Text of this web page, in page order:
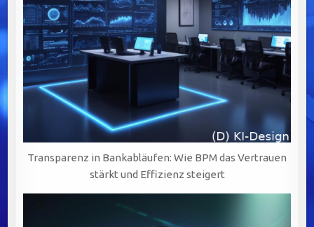
Transparenz in Bankabläufen: Wie BPM das Vertrauen
stärkt und Effizienz steigert